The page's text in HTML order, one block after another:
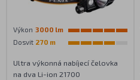
Výkon 3000 lm
Dosvit 270 m
Ultra výkonná nabíjecí čelovka
na dva Li-ion 21700